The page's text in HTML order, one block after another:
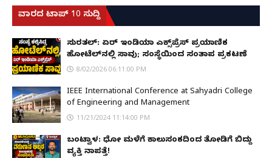
ವಾರದ ಟಾಪ್ 10 ಸುದ್ದಿ
ಸುರತ್ಕಲ್: ಏರ್ ಇಂಡಿಯಾ ಎಕ್ಸ್‌ಪ್ರೆಸ್ ಪ್ರಯಾಣಿಕ
ಹೋಟೆಲ್‌ನಲ್ಲಿ ಸಾವು; ಸಂಸ್ಥೆಯಿಂದ ಸಂತಾಪ ಪ್ರಕಟಣೆ
8/02/2026 06:11:00 PM
IEEE International Conference at Sahyadri College
of Engineering and Management
11/21/2024 11:14:00 PM
ಬಂಟ್ವಾಳ: ಧೋ ಮಳೆಗೆ ಕಾಲುಸಂಕದಿಂದ ತೋಡಿಗೆ ಬಿದ್ದು
ವ್ಯಕ್ತಿ ನಾಪತ್ತೆ!